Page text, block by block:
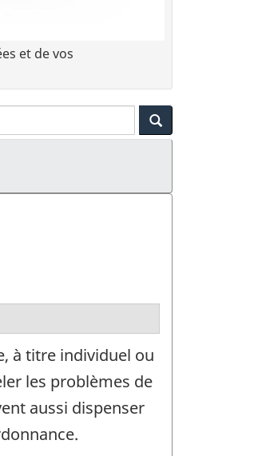
et de vos
à titre individuel ou
les problèmes de
aussi dispenser